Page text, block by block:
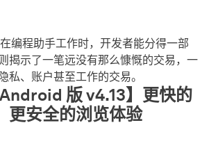
编程助手工作时，开发者能分得一部
揭示了一笔远没有那么慷慨的交易，一
私、账户甚至工作的交易。
版 v4.13】更快的
更安全的浏览体验